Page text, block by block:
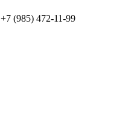
+7 (985) 472-11-99